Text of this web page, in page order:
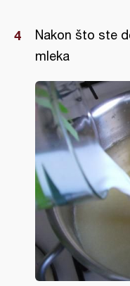
Nakon što ste
mleka